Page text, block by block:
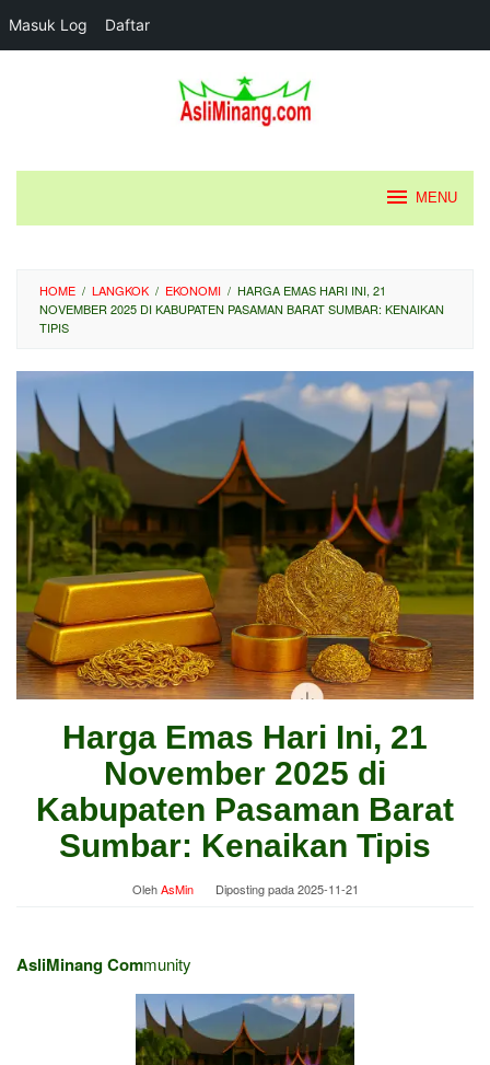
Masuk Log Daftar
MENU
HOME / LANGKOK / EKONOMI / HARGA EMAS HARI INI, 21
NOVEMBER 2025 DI KABUPATEN PASAMAN BARAT SUMBAR: KENAIKAN
TIPIS
Harga Emas Hari Ini, 21
November 2025 di
Kabupaten Pasaman Barat
Sumbar: Kenaikan Tipis
OlehAsMin Diposting pada2025-11-21
AsliMinang Community